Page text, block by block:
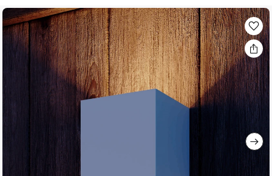
Zum
Ende
der
Bildgalerie